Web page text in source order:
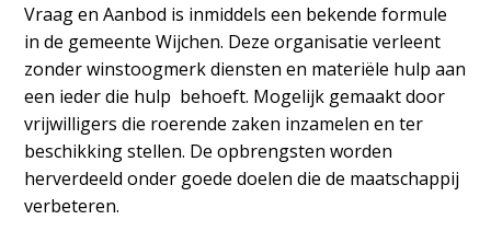
Vraag en Aanbod is inmiddels een bekende formule
in de gemeente Wijchen. Deze organisatie verleent
zonder winstoogmerk diensten en materiële hulp aan
een ieder die hulp behoeft. Mogelijk gemaakt door
vrijwilligers die roerende zaken inzamelen en ter
beschikking stellen. De opbrengsten worden
herverdeeld onder goede doelen die de maatschappij
verbeteren.